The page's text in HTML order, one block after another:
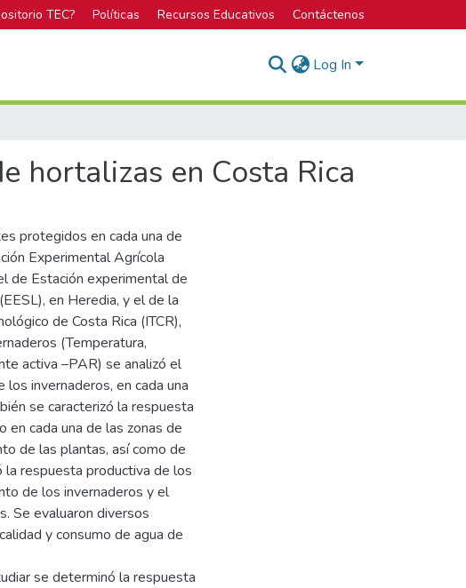
TEC? Políticas Recursos Educativos Contáctenos
Log In
hortalizas en Costa Rica
protegidos en cada una de
Experimental Agrícola
de Estación experimental de
en Heredia, y el de la
de Costa Rica (ITCR),
(Temperatura,
activa –PAR) se analizó el
invernaderos, en cada una
se caracterizó la respuesta
cada una de las zonas de
de las plantas, así como de
respuesta productiva de los
de los invernaderos y el
Se evaluaron diversos
y consumo de agua de
se determinó la respuesta